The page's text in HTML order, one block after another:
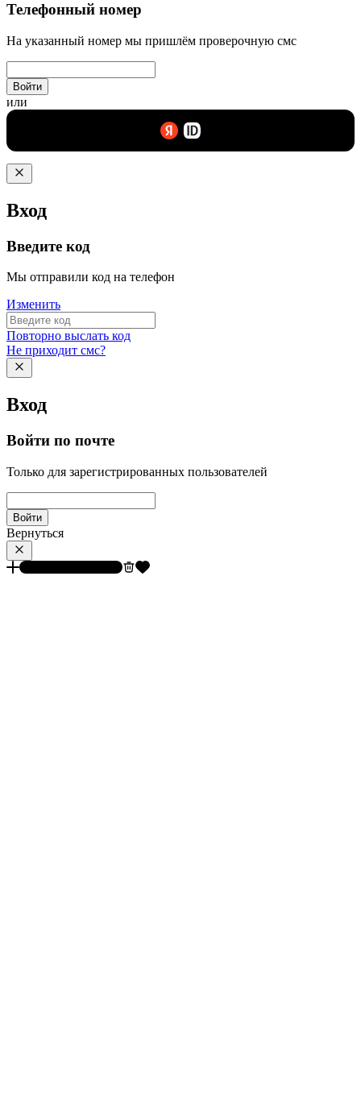
Телефонный номер
На указанный номер мы пришлём проверочную смс
Войти
или
Вход
Введите код
Мы отправили код на телефон
Изменить
Повторно выслать код
Не приходит смс?
Вход
Войти по почте
Только для зарегистрированных пользователей
Войти
Вернуться